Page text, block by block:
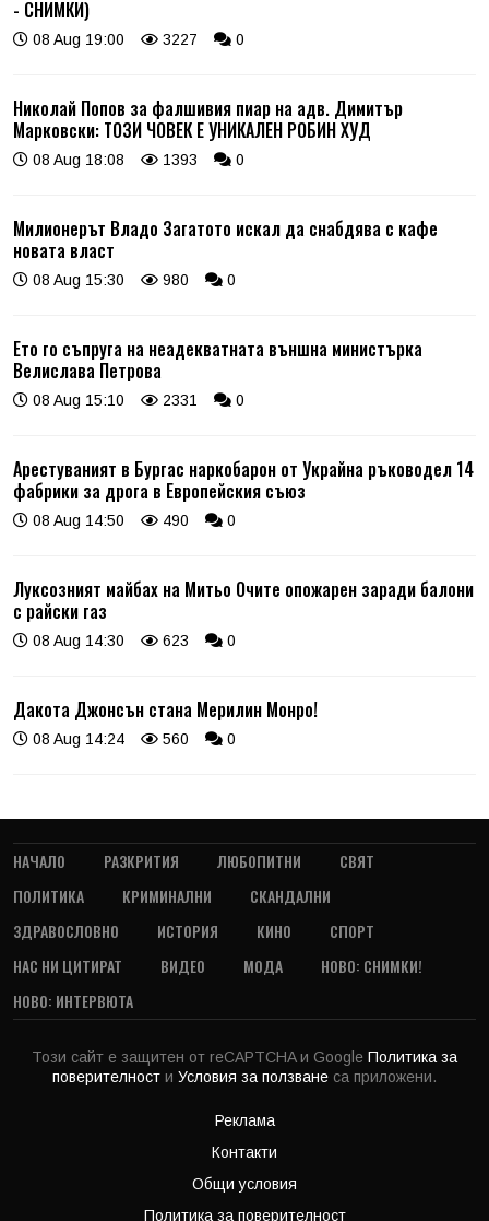
- СНИМКИ)
08 Aug 19:00 3227 0
Николай Попов за фалшивия пиар на адв. Димитър
Марковски: ТОЗИ ЧОВЕК Е УНИКАЛЕН РОБИН ХУД
08 Aug 18:08 1393 0
Милионерът Владо Загатото искал да снабдява с кафе
новата власт
08 Aug 15:30 980 0
Ето го съпруга на неадекватната външна министърка
Велислава Петрова
08 Aug 15:10 2331 0
Арестуваният в Бургас наркобарон от Украйна ръководел 14
фабрики за дрога в Европейския съюз
08 Aug 14:50 490 0
Луксозният майбах на Митьо Очите опожарен заради балони
с райски газ
08 Aug 14:30 623 0
Дакота Джонсън стана Мерилин Монро!
08 Aug 14:24 560 0
НАЧАЛО РАЗКРИТИЯ ЛЮБОПИТНИ
СВЯТ
ПОЛИТИКА
КРИМИНАЛНИ
СКАНДАЛНИ
ЗДРАВОСЛОВНО
ИСТОРИЯ КИНО
СПОРТ
НАС НИ ЦИТИРАТ
ВИДЕО МОДА
НОВО: СНИМКИ!
НОВО: ИНТЕРВЮТА
Този сайт е защитен от reCAPTCHA и Google Политика за
поверителност и Условия за ползване са приложени.
Реклама
Контакти
Общи условия
Политика за поверителност